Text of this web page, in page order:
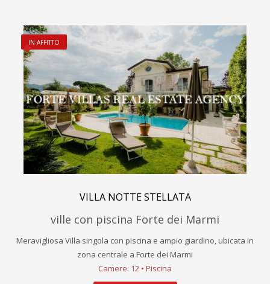
IN AFFITTO
VILLA NOTTE STELLATA
ville con piscina Forte dei Marmi
Meravigliosa Villa singola con piscina e ampio giardino, ubicata in
zona centrale a Forte dei Marmi
Camere: 12 • Piscina